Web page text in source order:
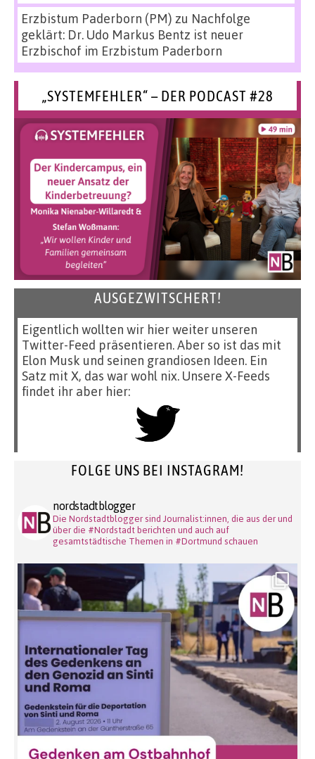
Erzbistum Paderborn (PM) zu Nachfolge
geklärt: Dr. Udo Markus Bentz ist neuer
Erzbischof im Erzbistum Paderborn
„SYSTEMFEHLER“ – DER PODCAST #28
AUSGEZWITSCHERT!
Eigentlich wollten wir hier weiter unseren
Twitter-Feed präsentieren. Aber so ist das mit
Elon Musk und seinen grandiosen Ideen. Ein
Satz mit X, das war wohl nix. Unsere X-Feeds
findet ihr aber hier:
FOLGE UNS BEI INSTAGRAM!
nordstadtblogger
Die Nordstadtblogger sind Journalist:innen, die aus der und
über die #Nordstadt berichten und auch auf
gesamtstädtische Themen in #Dortmund schauen